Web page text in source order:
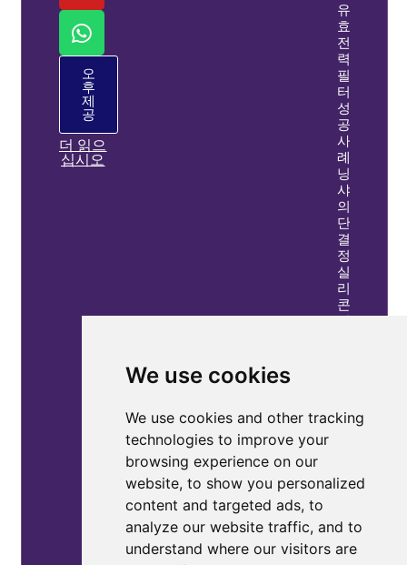
We use cookies
We use cookies and other tracking
technologies to improve your
browsing experience on our
website, to show you personalized
content and targeted ads, to
analyze our website traffic, and to
understand where our visitors are
오
후
제
공
더 읽으
십시오
유
효
전
력
필
터
성
공
사
례:
닝
샤
의
단
결
정
실
리
콘
제
한
완
속
성